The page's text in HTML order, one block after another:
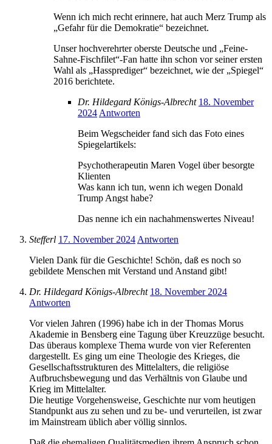
Wenn ich mich recht erinnere, hat auch Merz Trump als
„Gefahr für die Demokratie“ bezeichnet.
Unser hochverehrter oberste Deutsche und „Feine-
Sahne-Fischfilet“-Fan hatte ihn schon vor seiner ersten
Wahl als „Hassprediger“ bezeichnet, wie der „Spiegel“
2016 berichtete.
Dr. Hildegard Königs-Albrecht 18. November
2024Antworten
Beim Wegscheider fand sich das Foto eines
Spiegelartikels:
Psychotherapeutin Maren Vogel über besorgte
Klienten
Was kann ich tun, wenn ich wegen Donald
Trump Angst habe?
Das nenne ich ein nachahmenswertes Niveau!
Stefferl 17. November 2024Antworten
Vielen Dank für die Geschichte! Schön, daß es noch so
gebildete Menschen mit Verstand und Anstand gibt!
Dr. Hildegard Königs-Albrecht 18. November 2024
Antworten
Vor vielen Jahren (1996) habe ich in der Thomas Morus
Akademie in Bensberg eine Tagung über Kreuzzüge besucht.
Das überaus komplexe Thema wurde von vier Referenten
dargestellt. Es ging um eine Theologie des Krieges, die
Gesellschaftsstrukturen des Mittelalters, die religiöse
Aufbruchsbewegung und das Verhältnis von Glaube und
Krieg im Mittelalter.
Die heutige Vorgehensweise, Geschichte nur vom heutigen
Standpunkt aus zu sehen und zu be- und verurteilen, ist zwar
im Mainstream üblich aber völlig sinnlos.